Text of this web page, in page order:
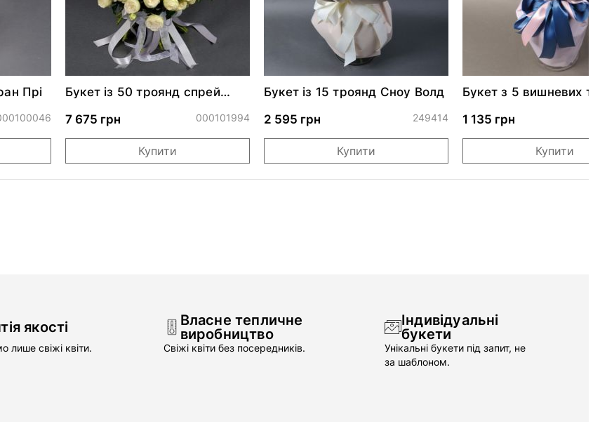
Прі
Букет із 50 троянд спрей
7 675 грн
000101994
Купити
Букет із 15 троянд Сноу Волд
2 595 грн
249414
Купити
Букет з 5 вишневих
1 135 грн
Купити
якості
лише свіжі квіти.
Власне тепличне
виробництво
Свіжі квіти без посередників.
Індивідуальні
букети
Унікальні букети під запит, не
за шаблоном.